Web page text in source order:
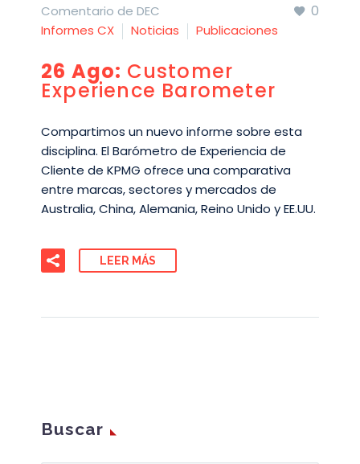
0
Comentario de DEC
Informes CX
Noticias Publicaciones
26 Ago: Customer
Experience Barometer
Compartimos un nuevo informe sobre esta
disciplina. El Barómetro de Experiencia de
Cliente de KPMG ofrece una comparativa
entre marcas, sectores y mercados de
Australia, China, Alemania, Reino Unido y EE.UU.
LEER MÁS
Buscar